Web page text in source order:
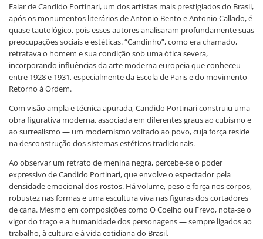
Falar de Candido Portinari, um dos artistas mais prestigiados do Brasil,
após os monumentos literários de Antonio Bento e Antonio Callado, é
quase tautológico, pois esses autores analisaram profundamente suas
preocupações sociais e estéticas. “Candinho”, como era chamado,
retratava o homem e sua condição sob uma ótica severa,
incorporando influências da arte moderna europeia que conheceu
entre 1928 e 1931, especialmente da Escola de Paris e do movimento
Retorno à Ordem.
Com visão ampla e técnica apurada, Candido Portinari construiu uma
obra figurativa moderna, associada em diferentes graus ao cubismo e
ao surrealismo — um modernismo voltado ao povo, cuja força reside
na desconstrução dos sistemas estéticos tradicionais.
Ao observar um retrato de menina negra, percebe-se o poder
expressivo de Candido Portinari, que envolve o espectador pela
densidade emocional dos rostos. Há volume, peso e força nos corpos,
robustez nas formas e uma escultura viva nas figuras dos cortadores
de cana. Mesmo em composições como O Coelho ou Frevo, nota-se o
vigor do traço e a humanidade dos personagens — sempre ligados ao
trabalho, à cultura e à vida cotidiana do Brasil.